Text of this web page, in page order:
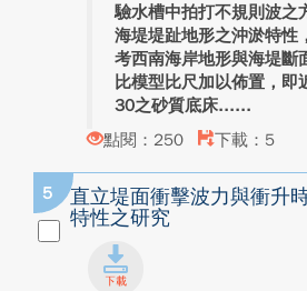
驗水槽中拍打不規則波之
海堤堤趾地形之沖淤特性
考西南海岸地形與海堤
比模型比尺加以佈置，即
30之砂質底床...
點閱：250
下載：5
5
直立堤面衝擊波力與衝升
特性之研究